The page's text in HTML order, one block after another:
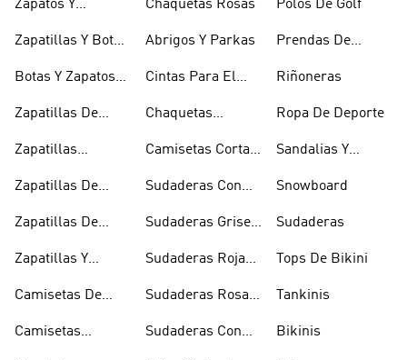
Zapatos Y
Doradas
Zapatillas Y Botas
Botas Y Zapatos
Zapatillas De
Zapatillas
Zapatillas De
Zapatillas De
Zapatillas Y
Camisetas De
Camisetas
Chaquetas Rosas
Abrigos Y Parkas
Cintas Para El
Chaquetas
Camisetas Cortas
Sudaderas Con
Sudaderas Grises
Sudaderas Rojas
Sudaderas Rosas
Sudaderas Con
Polos De Golf
Prendas De
Riñoneras
Ropa De Deporte
Sandalias Y
Snowboard
Sudaderas
Tops De Bikini
Tankinis
Bikinis